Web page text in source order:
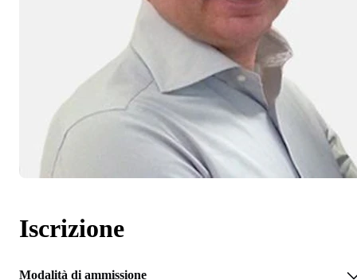
Iscrizione
Modalità di ammissione